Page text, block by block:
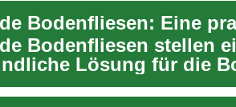
Bodenfliesen: Eine
Bodenfliesen stellen
Lösung für die